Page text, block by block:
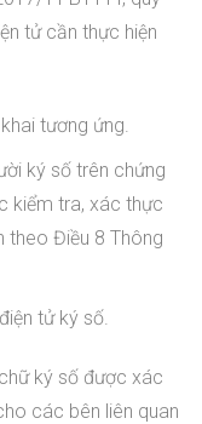
tử cần thực hiện
tương ứng.
ký số trên chứng
kiểm tra, xác thực
theo Điều 8 Thông
tử ký số.
ký số được xác
các bên liên quan